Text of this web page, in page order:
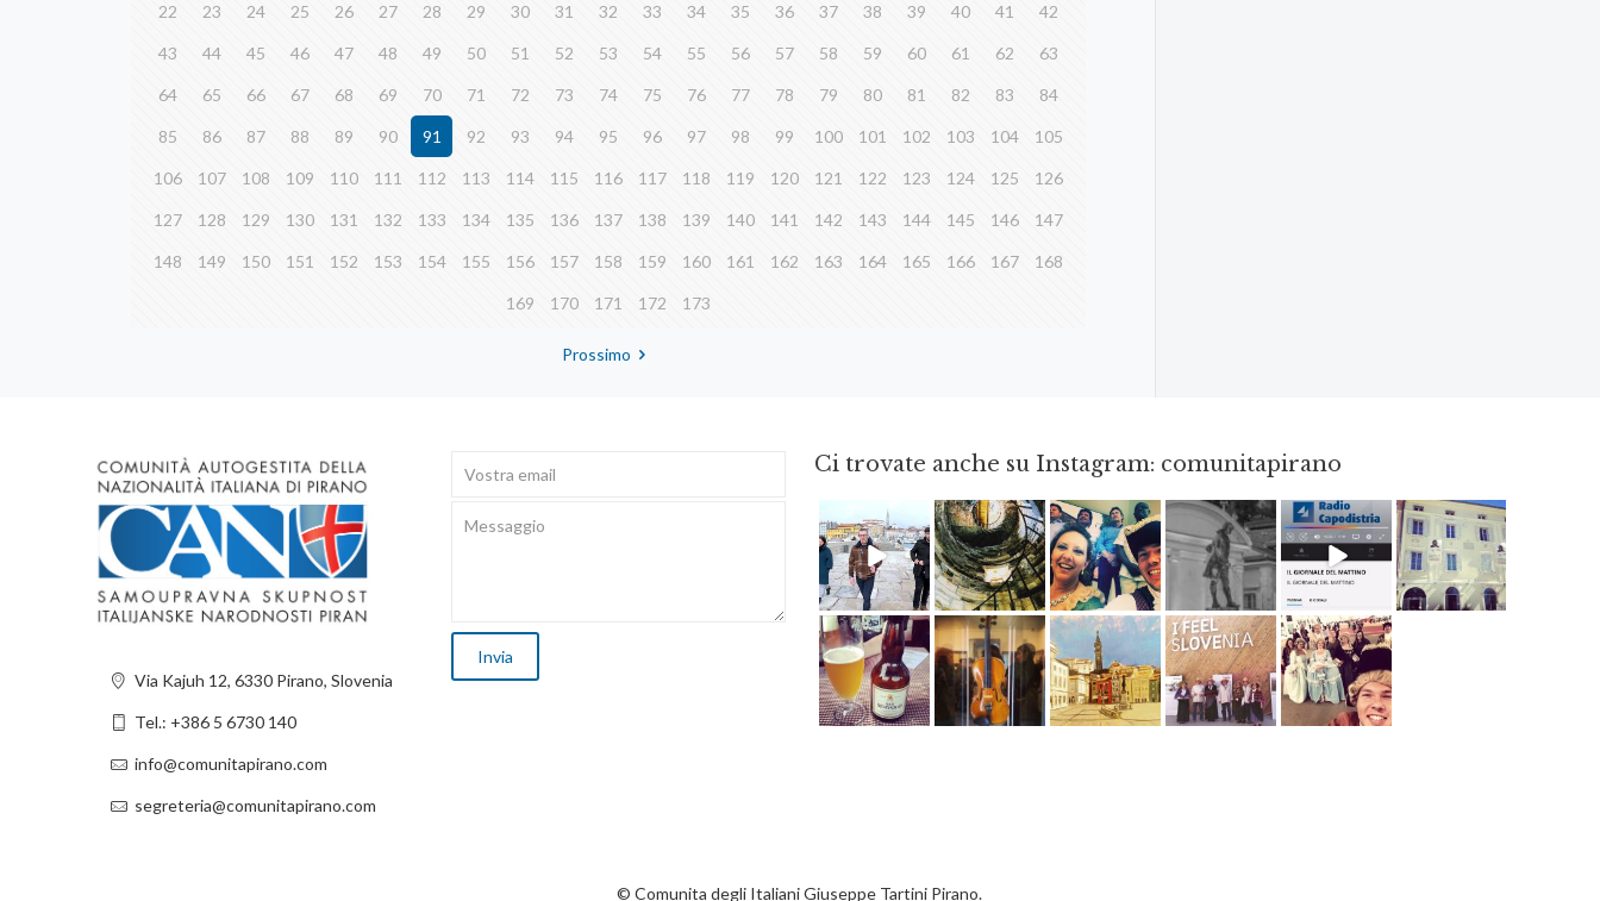
22 23 24 25 26 27 28 29 30 31 32 33 34 35 36 37 38 39 40 41 42
43 44 45 46 47 48 49 50 51 52 53 54 55 56 57 58 59 60 61 62 63
64 65 66 67 68 69 70 71 72 73 74 75 76 77 78 79 80 81 82 83 84
85 86 87 88 89 90 91 92 93 94 95 96 97 98 99 100 101 102 103 104 105
106 107 108 109 110 111 112 113 114 115 116 117 118 119 120 121 122 123 124 125 126
127 128 129 130 131 132 133 134 135 136 137 138 139 140 141 142 143 144 145 146 147
148 149 150 151 152 153 154 155 156 157 158 159 160 161 162 163 164 165 166 167 168
169 170 171 172 173
Prossimo
Via Kajuh 12, 6330 Pirano, Slovenia
Tel.: +386 5 6730 140
info@comunitapirano.com
segreteria@comunitapirano.com
Ci trovate anche su Instagram: comunitapirano
Feb 16 Ago 3 Mag 23 Apr 18 Dic 14 Apr 3
Giu 3 Apr 8 Giu 12 Mag 2 Mag 15
© Comunita degli Italiani Giuseppe Tartini Pirano.